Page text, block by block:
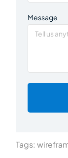
Message
Tags: